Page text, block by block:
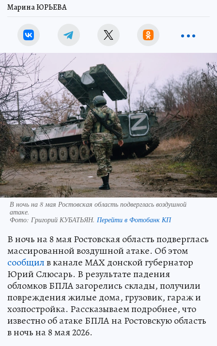
Марина ЮРЬЕВА
В ночь на 8 мая Ростовская область подверглась воздушной
атаке.
Фото: Григорий КУБАТЬЯН. Перейти в Фотобанк КП
В ночь на 8 мая Ростовская область подверглась
массированной воздушной атаке. Об этом
сообщилв канале МАХ донской губернатор
Юрий Слюсарь. В результате падения
обломков БПЛА загорелись склады, получили
повреждения жилые дома, грузовик, гараж и
хозпостройка. Рассказываем подробнее, что
известно об атаке БПЛА на Ростовскую область
в ночь на 8 мая 2026.